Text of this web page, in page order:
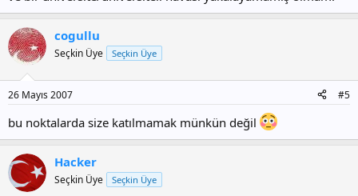
cogullu
Seçkin Üye Seçkin Üye
26 Mayıs 2007 #5
bu noktalarda size katılmamak münkün değil
Hacker
Seçkin Üye Seçkin Üye